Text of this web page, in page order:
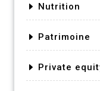
Nutrition
Patrimoine
Private